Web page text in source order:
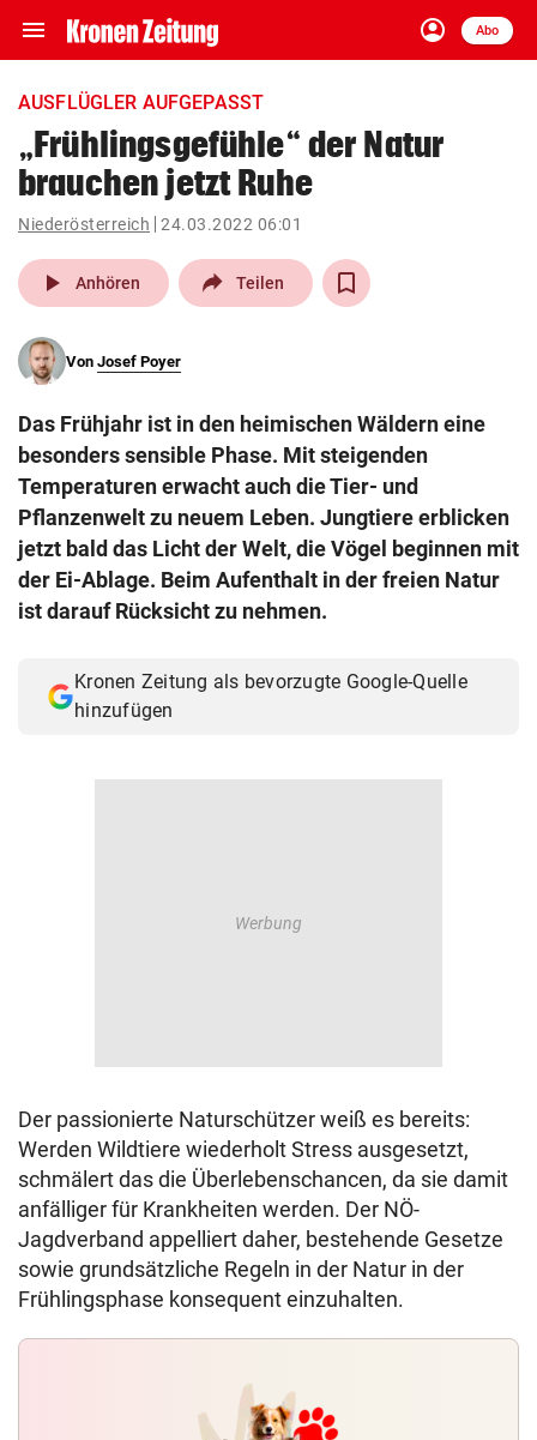
menu Navigation
ein-/ausklappen
account_circle
Anmelden
Abo
close Schließen
account_circle Anmelden
pin_drop
Wien arrow_right
search
eingeben
© Krone Multimedia GmbH & Co KG 2026
Muthgasse 2, 1190 Wien
AUSFLÜGLER AUFGEPASST
„Frühlingsgefühle“ der Natur
brauchen jetzt Ruhe
Niederösterreich 24.03.2022 06:01
play_arrow Anhören Teilen
Von Josef Poyer
Das Frühjahr ist in den heimischen Wäldern eine
besonders sensible Phase. Mit steigenden
Temperaturen erwacht auch die Tier- und
Pflanzenwelt zu neuem Leben. Jungtiere erblicken
jetzt bald das Licht der Welt, die Vögel beginnen mit
der Ei-Ablage. Beim Aufenthalt in der freien Natur
ist darauf Rücksicht zu nehmen.
Kronen Zeitung als bevorzugte Google-Quelle
hinzufügen
Der passionierte Naturschützer weiß es bereits:
Werden Wildtiere wiederholt Stress ausgesetzt,
schmälert das die Überlebenschancen, da sie damit
anfälliger für Krankheiten werden. Der NÖ-
Jagdverband appelliert daher, bestehende Gesetze
sowie grundsätzliche Regeln in der Natur in der
Frühlingsphase konsequent einzuhalten.